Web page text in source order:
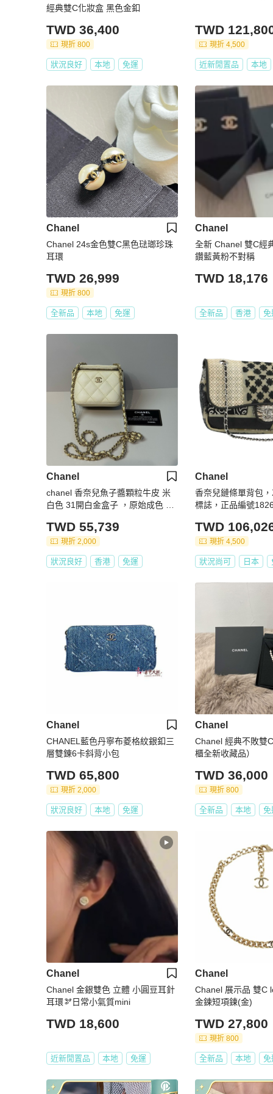
經典雙C化妝盒 黑色金釦
TWD 36,400
現折 800
狀況良好 本地 免運
TWD
現折 4,500
近新閒置品 本地
Chanel
Chanel 24s金色雙C黑色琺瑯珍珠
耳環
TWD 26,999
現折 800
全新品 本地 免運
Chanel
全新 Chanel 雙C經
鑽藍黃粉不對稱
TWD 18,176
全新品 香港 免
Chanel
chanel 香奈兒魚子醬顆粒牛皮 米
白色 31開白金盒子 ，原始成色 有
TWD 55,739
現折 2,000
狀況良好 香港 免運
Chanel
香奈兒鏈條單背包
標誌，正品編號
TWD
現折 4,500
狀況尚可 日本
Chanel
CHANEL藍色丹寧布菱格紋銀釦三
層雙錬6卡斜背小包
TWD 65,800
現折 2,000
狀況良好 本地 免運
Chanel
Chanel 經典不敗雙
櫃全新收藏品）
TWD 36,000
現折 800
全新品 本地 免
Chanel
Chanel 金銀雙色 立體 小圓豆耳針
耳環🫘日常小氣質mini
TWD 18,600
近新閒置品 本地 免運
Chanel
Chanel 展示品 雙C
金鍊短項鍊(金)
TWD 27,800
現折 800
全新品 本地 免